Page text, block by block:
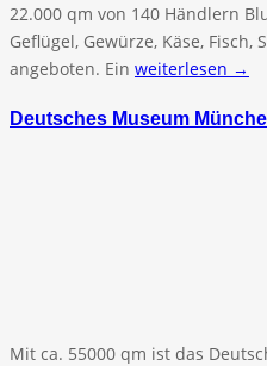
22.000 qm von 140 Händlern
Geflügel, Gewürze, Käse,
angeboten. Ein weiterlesen →
Deutsches Museum
Mit ca. 55000 qm ist das